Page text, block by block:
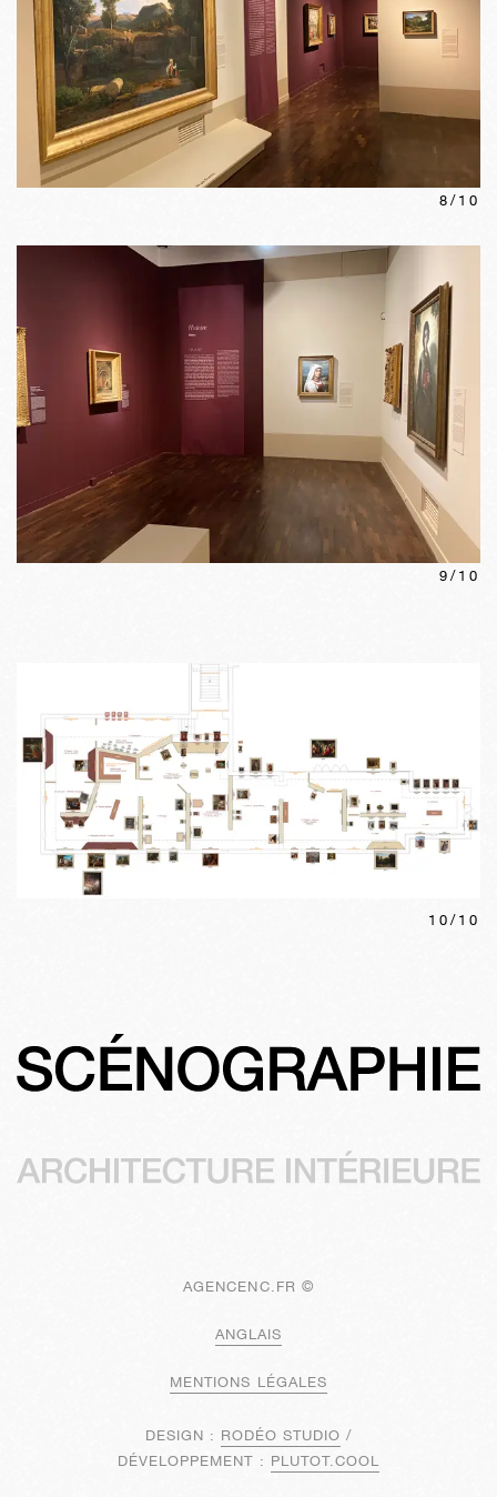
8/ 10
9/ 10
10/ 10
AGENCENC.FR ©
ANGLAIS
MENTIONS LÉGALES
DESIGN : RODÉO STUDIO /
DÉVELOPPEMENT : PLUTOT.COOL